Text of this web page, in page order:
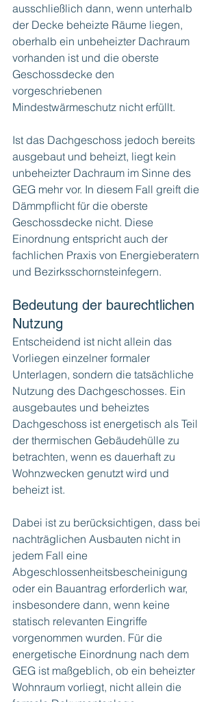
ausschließlich dann, wenn unterhalb
der Decke beheizte Räume liegen,
oberhalb ein unbeheizter Dachraum
vorhanden ist und die oberste
Geschossdecke den
vorgeschriebenen
Mindestwärmeschutz nicht erfüllt.
Ist das Dachgeschoss jedoch bereits
ausgebaut und beheizt, liegt kein
unbeheizter Dachraum im Sinne des
GEG mehr vor. In diesem Fall greift die
Dämmpflicht für die oberste
Geschossdecke nicht. Diese
Einordnung entspricht auch der
fachlichen Praxis von Energieberatern
und Bezirksschornsteinfegern.
Bedeutung der baurechtlichen
Nutzung
Entscheidend ist nicht allein das
Vorliegen einzelner formaler
Unterlagen, sondern die tatsächliche
Nutzung des Dachgeschosses. Ein
ausgebautes und beheiztes
Dachgeschoss ist energetisch als Teil
der thermischen Gebäudehülle zu
betrachten, wenn es dauerhaft zu
Wohnzwecken genutzt wird und
beheizt ist.
Dabei ist zu berücksichtigen, dass bei
nachträglichen Ausbauten nicht in
jedem Fall eine
Abgeschlossenheitsbescheinigung
oder ein Bauantrag erforderlich war,
insbesondere dann, wenn keine
statisch relevanten Eingriffe
vorgenommen wurden. Für die
energetische Einordnung nach dem
GEG ist maßgeblich, ob ein beheizter
Wohnraum vorliegt, nicht allein die